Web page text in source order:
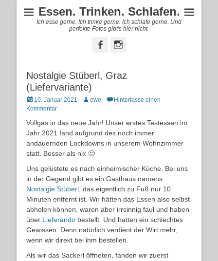
Essen. Trinken. Schlafen.
Ich esse gerne. Ich trinke gerne. Ich schlafe gerne. Und
perfekte Fotos gibt's hier nicht.
FacebookInstagram
Nostalgie Stüberl, Graz
(Liefervariante)
Posted
on
10. Januar 2021 Autorewe
Hinterlasse einen
Kommentar
Vollgas in das neue Jahr! Unser erstes Testessen im
Jahr 2021 fand aufgrund des noch immer
andauernden Lockdowns in unserem Wohnzimmer
statt. Besser als nix 🙂
Uns gelüstete es nach einheimischer Küche. Bei uns
in der Gegend gibt es ein Gasthaus namens
Nostalgie Stüberl , das eigentlich zu Fuß nur 10
Minuten entfernt ist. Wir hätten das Essen also selbst
abholen können, waren aber irrsinnig faul und haben
über Lieferando bestellt. Und hatten ein schlechtes
Gewissen. Denn natürlich verdient der Wirt mehr,
wenn wir direkt bei ihm bestellen.
Als wir das Sackerl öffneten, fanden wir zuerst